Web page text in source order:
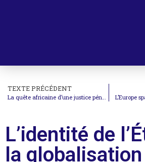
TEXTE PRÉCÉDENT
La quête africaine d’une justice pénale continentale L’Europe
L’identité de
la globalisation